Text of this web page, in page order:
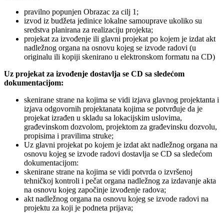
pravilno popunjen Obrazac za cilj 1;
izvod iz budžeta jedinice lokalne samouprave ukoliko su
sredstva planirana za realizaciju projekta;
projekat za izvođenje ili glavni projekat po kojem je izdat akt
nadležnog organa na osnovu kojeg se izvode radovi (u
originalu ili kopiji skenirano u elektronskom formatu na CD)
Uz projekat za izvođenje dostavlja se CD sa sledećom
dokumentacijom:
skenirane strane na kojima se vidi izjava glavnog projektanta i
izjava odgovornih projektanata kojima se potvrđuje da je
projekat izrađen u skladu sa lokacijskim uslovima,
građevinskom dozvolom, projektom za građevinsku dozvolu,
propisima i pravilima struke;
Uz glavni projekat po kojem je izdat akt nadležnog organa na
osnovu kojeg se izvode radovi dostavlja se CD sa sledećom
dokumentacijom:
skenirane strane na kojima se vidi potvrda o izvršenoj
tehničkoj kontroli i pečat organa nadležnog za izdavanje akta
na osnovu kojeg započinje izvođenje radova;
akt nadležnog organa na osnovu kojeg se izvode radovi na
projektu za koji je podneta prijava;